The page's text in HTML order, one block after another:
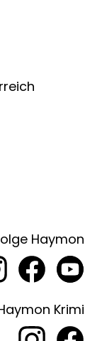
Haymon
Krimi